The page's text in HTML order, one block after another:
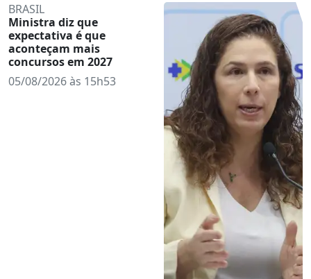
BRASIL
Ministra diz que
expectativa é que
aconteçam mais
concursos em 2027
05/08/2026 às 15h53